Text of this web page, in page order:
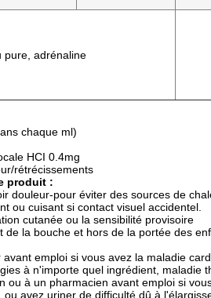
pure, adrénaline
chaque ml)
HCI 0.4mg
rétrécissements
produit :
douleur-pour éviter des sources de
ou cuisant si contact visuel accidentel.
cutanée ou la sensibilité provisoire
de la bouche et hors de la portée des
emploi si vous avez la maladie
à n'importe quel ingrédient, maladie
ou à un pharmacien avant emploi si
avez uriner de difficulté dû à